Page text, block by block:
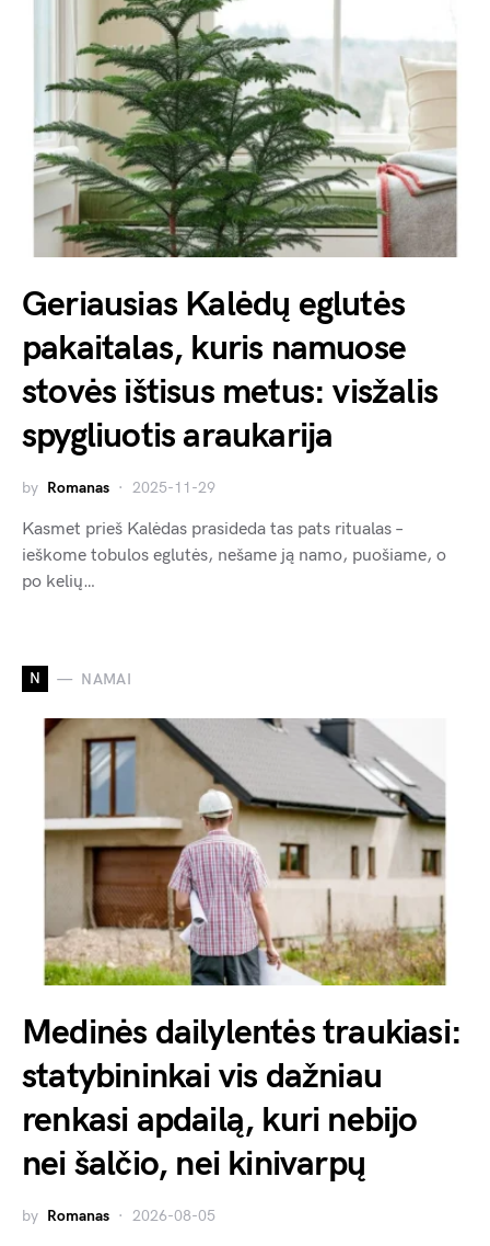
Geriausias Kalėdų eglutės
pakaitalas, kuris namuose
stovės ištisus metus: visžalis
spygliuotis araukarija
by Romanas 2025-11-29
Kasmet prieš Kalėdas prasideda tas pats ritualas –
ieškome tobulos eglutės, nešame ją namo, puošiame, o
po kelių…
N NAMAI
Medinės dailylentės traukiasi:
statybininkai vis dažniau
renkasi apdailą, kuri nebijo
nei šalčio, nei kinivarpų
by Romanas 2026-08-05